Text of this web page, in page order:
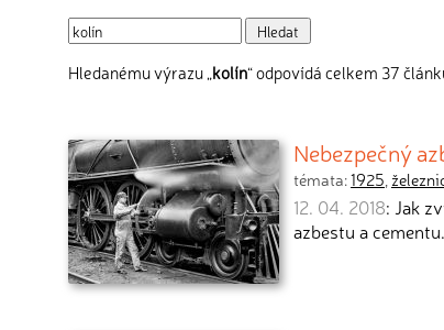
Hledanému výrazu „kolín“ odpovídá celkem 37
Nebezpečný
témata:1925,
12. 04. 2018: Jak
azbestu a